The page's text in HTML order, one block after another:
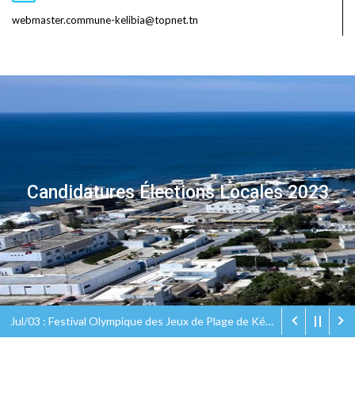
webmaster.commune-kelibia@topnet.tn
Candidatures Élections Locales 2023
Jul/03 : Festival Olympique des Jeux de Plage de Kélibia Olympic Eco Beach Games